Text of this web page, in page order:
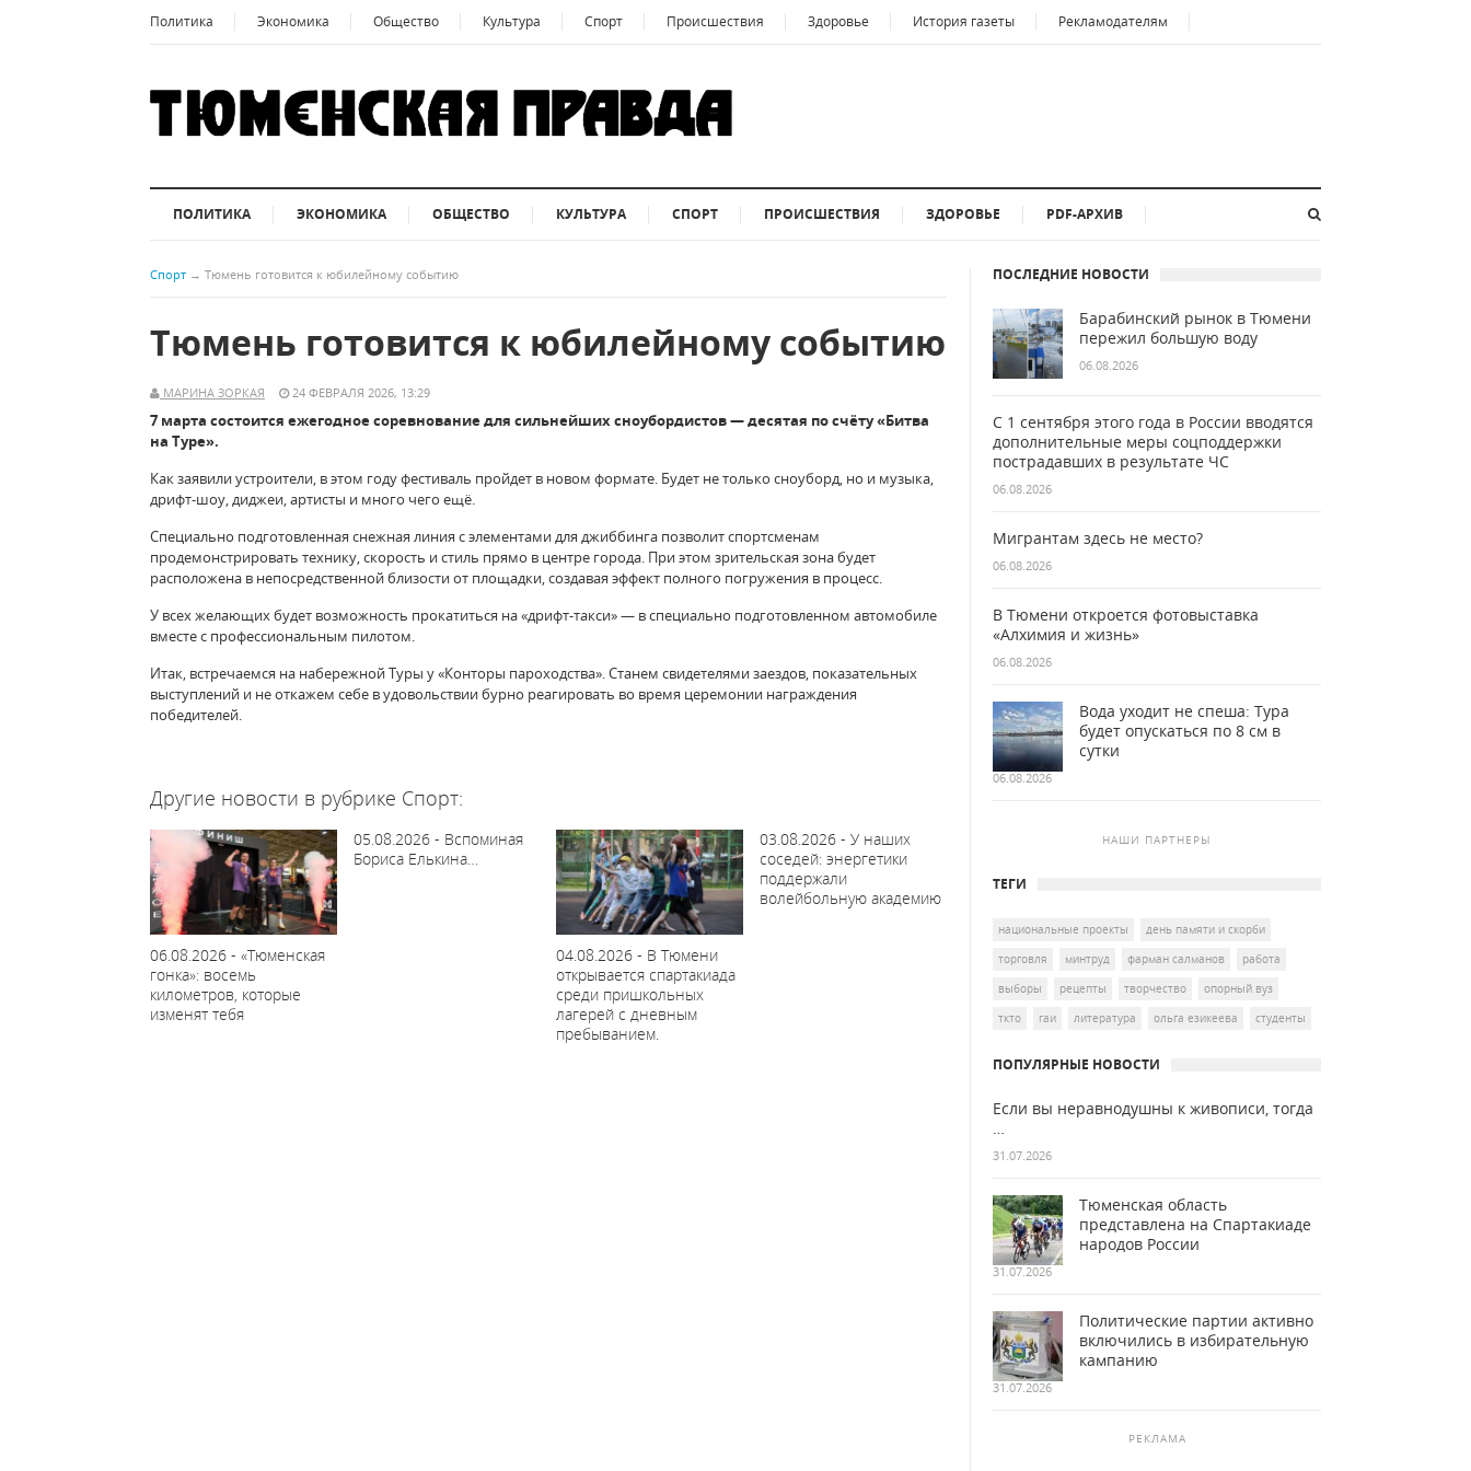
Политика Экономика Общество Культура Спорт Происшествия Здоровье История газеты Рекламодателям
ПОЛИТИКА ЭКОНОМИКА ОБЩЕСТВО КУЛЬТУРА СПОРТ ПРОИСШЕСТВИЯ ЗДОРОВЬЕ PDF-АРХИВ
Спорт → Тюмень готовится к юбилейному событию
Тюмень готовится к юбилейному событию
МАРИНА ЗОРКАЯ 24 ФЕВРАЛЯ 2026, 13:29
7 марта состоится ежегодное соревнование для сильнейших сноубордистов — десятая по счёту «Битва
на Туре».
Как заявили устроители, в этом году фестиваль пройдет в новом формате. Будет не только сноуборд, но и музыка,
дрифт-шоу, диджеи, артисты и много чего ещё.
Специально подготовленная снежная линия с элементами для джиббинга позволит спортсменам
продемонстрировать технику, скорость и стиль прямо в центре города. При этом зрительская зона будет
расположена в непосредственной близости от площадки, создавая эффект полного погружения в процесс.
У всех желающих будет возможность прокатиться на «дрифт-такси» — в специально подготовленном автомобиле
вместе с профессиональным пилотом.
Итак, встречаемся на набережной Туры у «Конторы пароходства». Станем свидетелями заездов, показательных
выступлений и не откажем себе в удовольствии бурно реагировать во время церемонии награждения
победителей.
Другие новости в рубрике Спорт:
06.08.2026 - «Тюменская
гонка»: восемь
километров, которые
изменят тебя
05.08.2026 - Вспоминая
Бориса Елькина…
04.08.2026 - В Тюмени
открывается спартакиада
среди пришкольных
лагерей с дневным
пребыванием.
03.08.2026 - У наших
соседей: энергетики
поддержали
волейбольную академию
ПОСЛЕДНИЕ НОВОСТИ
Барабинский рынок в Тюмени
пережил большую воду
06.08.2026
С 1 сентября этого года в России вводятся
дополнительные меры соцподдержки
пострадавших в результате ЧС
06.08.2026
Мигрантам здесь не место?
06.08.2026
В Тюмени откроется фотовыставка
«Алхимия и жизнь»
06.08.2026
Вода уходит не спеша: Тура
будет опускаться по 8 см в
сутки
06.08.2026
НАШИ ПАРТНЕРЫ
ТЕГИ
национальные проекты
день памяти и скорби
торговля
минтруд фарман салманов
работа
выборы
рецепты творчество
опорный вуз
ткто
гаи литература ольга езикеева студенты
ПОПУЛЯРНЫЕ НОВОСТИ
Если вы неравнодушны к живописи, тогда
…
31.07.2026
Тюменская область
представлена на Спартакиаде
народов России
31.07.2026
Политические партии активно
включились в избирательную
кампанию
31.07.2026
РЕКЛАМА